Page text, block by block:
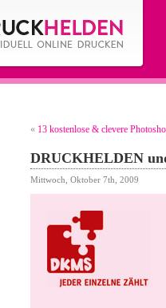
« 13 kostenlose & clevere
DRUCKHELDEN
Mittwoch, Oktober 7th, 2009